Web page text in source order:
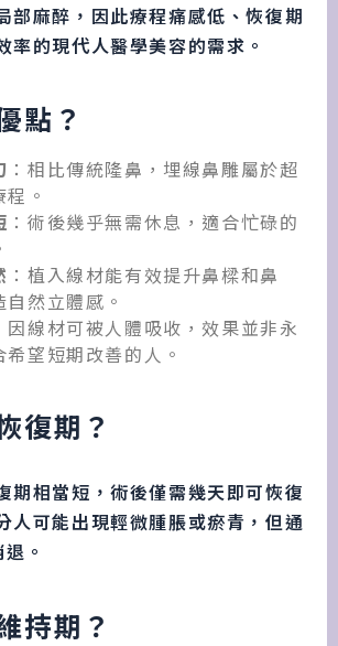
部麻醉，因此療程痛感低、恢復期
率的現代人醫學美容的需求。
點？
：相比傳統隆鼻，埋線鼻雕屬於超
。
：術後幾乎無需休息，適合忙碌的
：植入線材能有效提升鼻樑和鼻
然立體感。
因線材可被人體吸收，效果並非永
望短期改善的人。
復期？
期相當短，術後僅需幾天即可恢復
人可能出現輕微腫脹或瘀青，但通
。
持期？